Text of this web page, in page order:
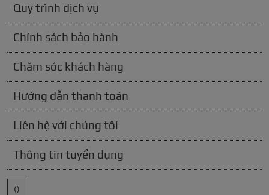
Quy trình dịch vụ
Chính sách bảo hành
Chăm sóc khách hàng
Hướng dẫn thanh toán
Liên hệ với chúng tôi
Thông tin tuyển dụng
()